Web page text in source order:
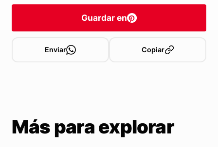
Guardar en
Enviar Copiar
Más para explorar